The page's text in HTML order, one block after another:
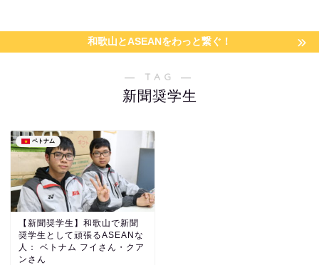
和歌山とASEANをわっと繋ぐ！
― TAG ―
新聞奨学生
ベトナム
【新聞奨学生】和歌山で新聞
奨学生として頑張るASEANな
人： ベトナム フイさん・クア
ンさん